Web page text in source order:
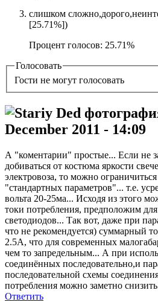
слишком
[25.71%])
Процент голосов: 25.71%
Голосовать
Гости не могут голосовать
December 2011 - 14:09
А "коментарии" простые... Если не
добиваться от костюма яркости
электровоза, то можно
"стандартных параметров"... т.е.
вольта 20-25ма... Исходя из этого
токи потребления, предположим
светодиодов... Так вот, даже при
что не рекомендуется) суммарный
2.5А, что для современных
чем то запредельным... А при
соединённых последовательно,и
последовательной схемы
потребления можно заметно
Ответить